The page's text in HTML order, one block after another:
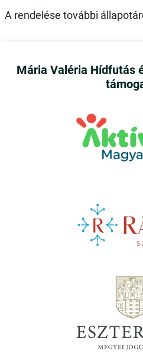
A rendelése további
Mária Valéria Hídfutás